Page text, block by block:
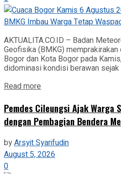
AKTUALITA.CO.ID – Badan
Geofisika (BMKG)
Bogor dan Kota Bogor pada
didominasi kondisi berawan sejak
Read more
Pemdes Cileungsi Ajak Warga
dengan Pembagian Bendera
byArsyit Syarifudin
August 5, 2026
0